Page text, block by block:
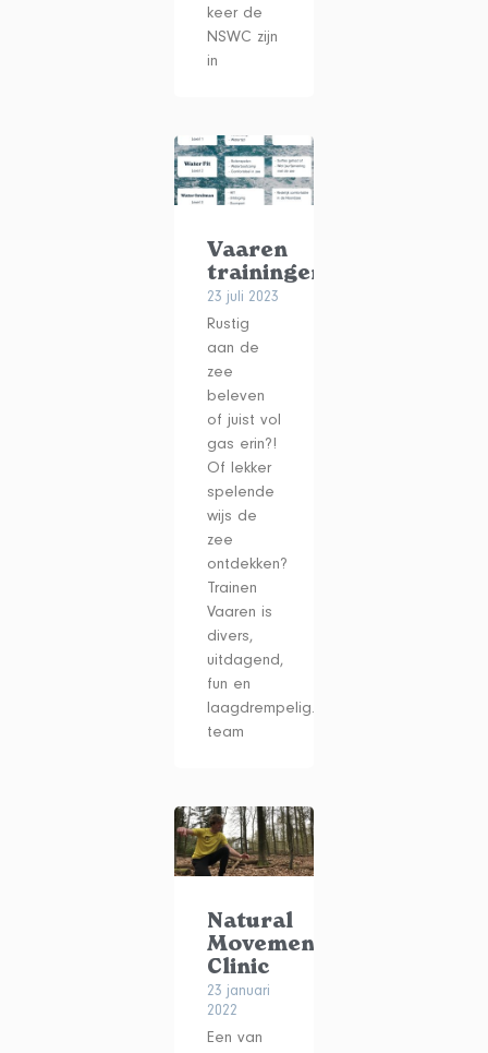
keer de
NSWC zijn
in
Vaaren
trainingen
23 juli 2023
Rustig
aan de
zee
beleven
of juist vol
gas erin?!
Of lekker
spelende
wijs de
zee
ontdekken?
Trainen
Vaaren is
divers,
uitdagend,
fun en
laagdrempelig.Het
team
Natural
Movement
Clinic
23 januari
2022
Een van